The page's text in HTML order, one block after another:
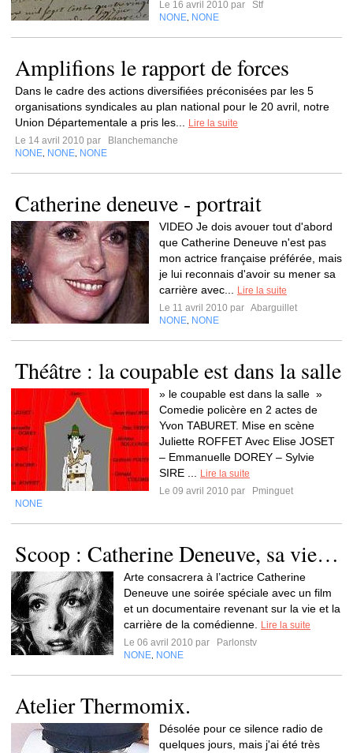
Le 16 avril 2010 par
Stf
NONE NONE
Amplifions le rapport de forces
Dans le cadre des actions diversifiées préconisées par les 5
organisations syndicales au plan national pour le 20 avril, notre
Union Départementale a pris les...
Lire la suite
Le 14 avril 2010 par
Blanchemanche
NONE NONE NONE
Catherine deneuve - portrait
VIDEO Je dois avouer tout d'abord
que Catherine Deneuve n'est pas
mon actrice française préférée, mais
je lui reconnais d'avoir su mener sa
carrière avec...
Lire la suite
Le 11 avril 2010 par Abarguillet
NONE NONE
Théâtre : la coupable est dans la salle
» le coupable est dans la salle »
Comedie policère en 2 actes de
Yvon TABURET. Mise en scène
Juliette ROFFET Avec Elise JOSET
– Emmanuelle DOREY – Sylvie
SIRE ...
Lire la suite
Le 09 avril 2010 par
Pminguet
NONE
Scoop : Catherine Deneuve, sa vie…
Arte consacrera à l’actrice Catherine
Deneuve une soirée spéciale avec un film
et un documentaire revenant sur la vie et la
carrière de la comédienne.
Lire la suite
Le 06 avril 2010 par
Parlonstv
NONE NONE
Atelier Thermomix.
Désolée pour ce silence radio de
quelques jours, mais j'ai été très